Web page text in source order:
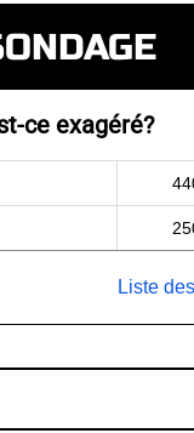
ce exagéré?
Liste